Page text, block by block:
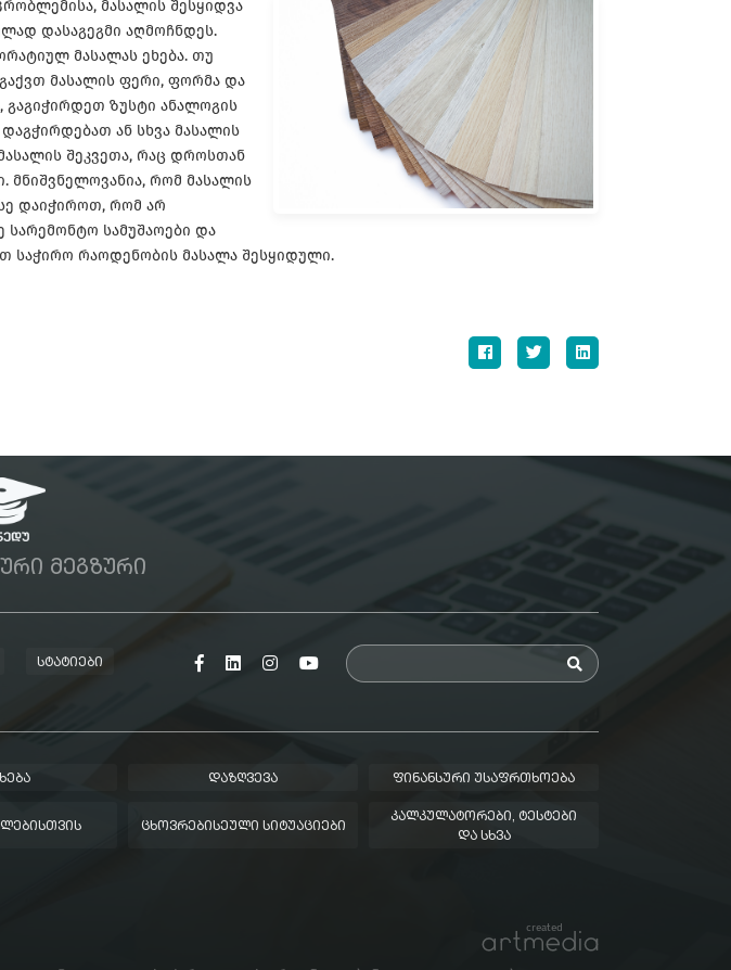
მასალის შესყიდვა
დასაგეგმი აღმოჩნდეს.
მასალას ეხება. თუ
მასალის ფერი, ფორმა და
გაგიჭირდეთ ზუსტი ანალოგის
დაგჭირდებათ ან სხვა მასალის
შეკვეთა, რაც დროსთან
მნიშვნელოვანია, რომ მასალის
დაიჭიროთ, რომ არ
სარემონტო სამუშაოები და
საჭირო რაოდენობის მასალა შესყიდული.
ᲛᲔᲒᲖᲣᲠᲘ
ᲡᲢᲐᲢᲘᲔᲑᲘ
ᲓᲐᲖᲦᲕᲔᲕᲐ ᲤᲘᲜᲐᲜᲡᲣᲠᲘ ᲣᲡᲐᲤᲠᲗᲮᲝᲔᲑᲐ
ᲪᲮᲝᲕᲠᲔᲑᲘᲡᲔᲣᲚᲘ ᲡᲘᲢᲣᲐᲪᲘᲔᲑᲘ
ᲙᲐᲚᲙᲣᲚᲐᲢᲝᲠᲔᲑᲘ, ᲢᲔᲡᲢᲔᲑᲘ
ᲓᲐ ᲡᲮᲕᲐ
created